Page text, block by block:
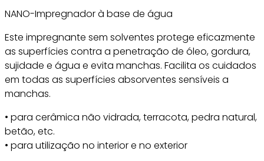
NANO-Impregnador à base de água
Este impregnante sem solventes protege eficazmente
as superfícies contra a penetração de óleo, gordura,
sujidade e água e evita manchas. Facilita os cuidados
em todas as superfícies absorventes sensíveis a
manchas.
• para cerâmica não vidrada, terracota, pedra natural,
betão, etc.
• para utilização no interior e no exterior